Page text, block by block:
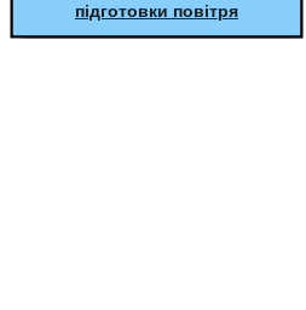
підготовки повітря